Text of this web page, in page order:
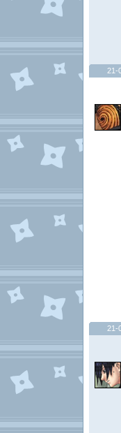
21-
21-